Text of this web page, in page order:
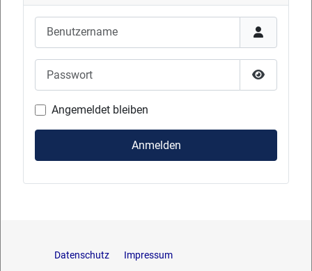
Benutzername
Passwort
Angemeldet bleiben
Anmelden
Datenschutz Impressum